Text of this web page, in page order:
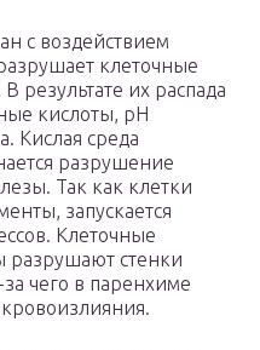
с воздействием
клеточные
результате их распада
кислоты, pH
Кислая среда
разрушение
Так как клетки
запускается
Клеточные
разрушают стенки
чего в паренхиме